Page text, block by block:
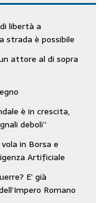
libertà a
strada è possibile
attore al di sopra
è in crescita,
deboli”
in Borsa e
Artificiale
E’ già
Romano